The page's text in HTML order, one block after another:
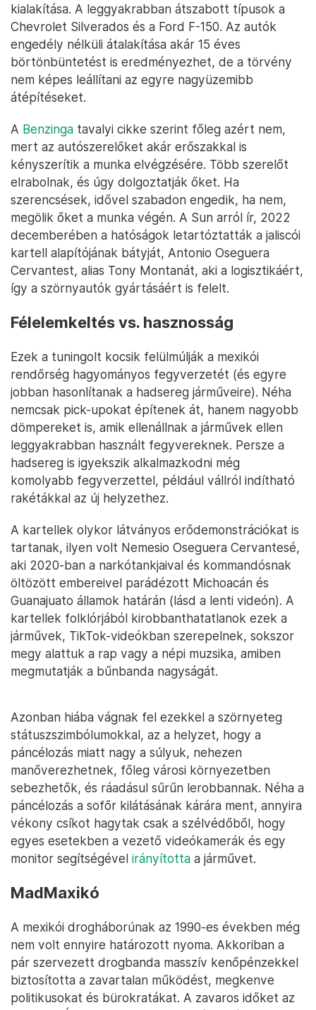
kialakítása. A leggyakrabban átszabott típusok a
Chevrolet Silverados és a Ford F-150. Az autók
engedély nélküli átalakítása akár 15 éves
börtönbüntetést is eredményezhet, de a törvény
nem képes leállítani az egyre nagyüzemibb
átépítéseket.
A Benzinga tavalyi cikke szerint főleg azért nem,
mert az autószerelőket akár erőszakkal is
kényszerítik a munka elvégzésére. Több szerelőt
elrabolnak, és úgy dolgoztatják őket. Ha
szerencsések, idővel szabadon engedik, ha nem,
megölik őket a munka végén. A Sun arról ír, 2022
decemberében a hatóságok letartóztatták a jaliscói
kartell alapítójának bátyját, Antonio Oseguera
Cervantest, alias Tony Montanát, aki a logisztikáért,
így a szörnyautók gyártásáért is felelt.
Félelemkeltés vs. hasznosság
Ezek a tuningolt kocsik felülmúlják a mexikói
rendőrség hagyományos fegyverzetét (és egyre
jobban hasonlítanak a hadsereg járműveire). Néha
nemcsak pick-upokat építenek át, hanem nagyobb
dömpereket is, amik ellenállnak a járművek ellen
leggyakrabban használt fegyvereknek. Persze a
hadsereg is igyekszik alkalmazkodni még
komolyabb fegyverzettel, például vállról indítható
rakétákkal az új helyzethez.
A kartellek olykor látványos erődemonstrációkat is
tartanak, ilyen volt Nemesio Oseguera Cervantesé,
aki 2020-ban a narkótankjaival és kommandósnak
öltözött embereivel parádézott Michoacán és
Guanajuato államok határán (lásd a lenti videón). A
kartellek folklórjából kirobbanthatatlanok ezek a
járművek, TikTok-videókban szerepelnek, sokszor
megy alattuk a rap vagy a népi muzsika, amiben
megmutatják a bűnbanda nagyságát.
Azonban hiába vágnak fel ezekkel a szörnyeteg
státuszszimbólumokkal, az a helyzet, hogy a
páncélozás miatt nagy a súlyuk, nehezen
manőverezhetnek, főleg városi környezetben
sebezhetők, és ráadásul sűrűn lerobbannak. Néha a
páncélozás a sofőr kilátásának kárára ment, annyira
vékony csíkot hagytak csak a szélvédőből, hogy
egyes esetekben a vezető videókamerák és egy
monitor segítségével irányította a járművet.
MadMaxikó
A mexikói drogháborúnak az 1990-es években még
nem volt ennyire határozott nyoma. Akkoriban a
pár szervezett drogbanda masszív kenőpénzekkel
biztosította a zavartalan működést, megkenve
politikusokat és bürokratákat. A zavaros időket az